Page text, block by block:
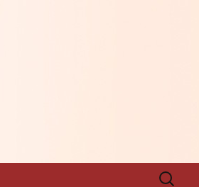
理 壺中天
検